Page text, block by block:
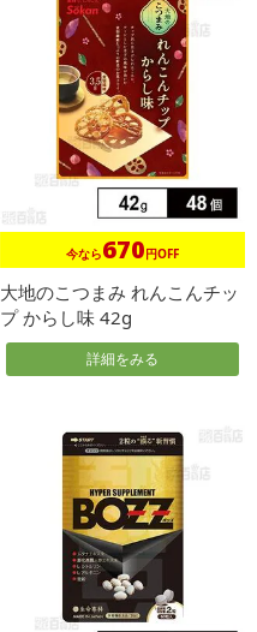
今なら670円OFF
大地のこつまみ れんこんチッ
プ からし味 42g
詳細をみる